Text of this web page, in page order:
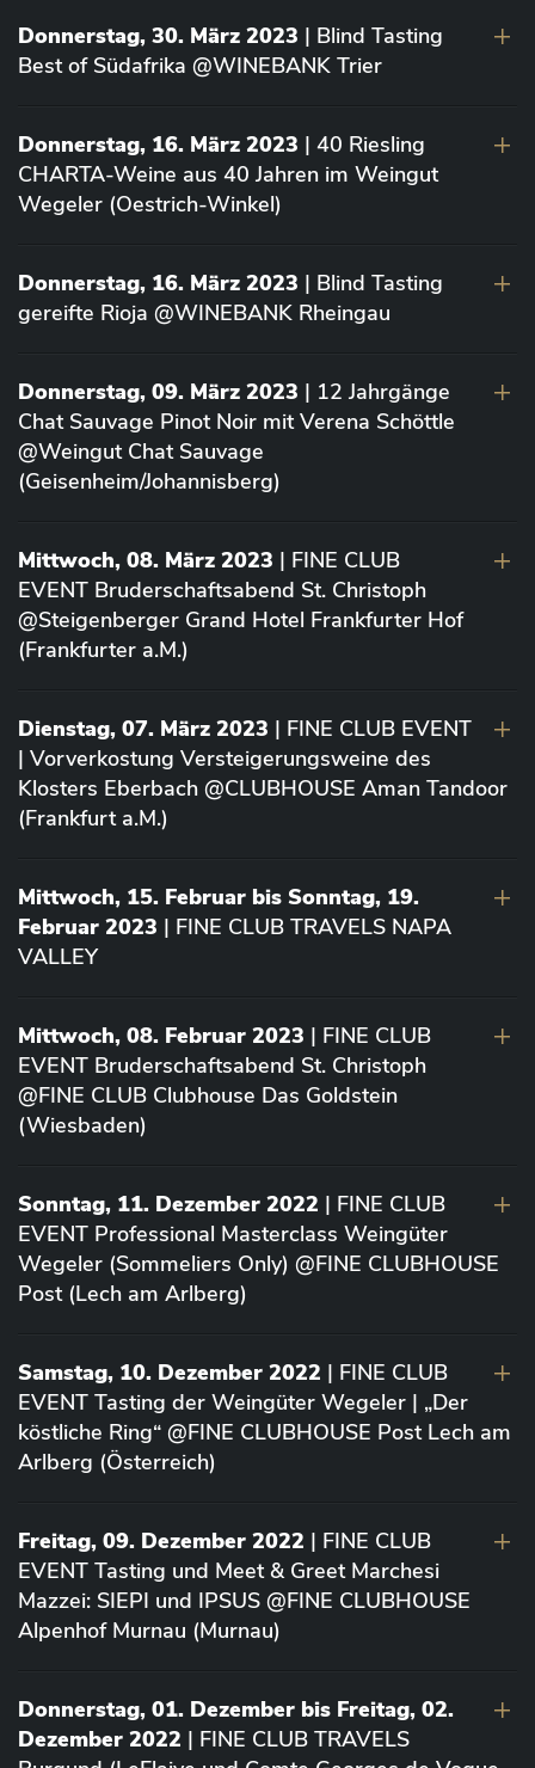
Donnerstag, 30. März 2023 | Blind Tasting
Best of Südafrika @WINEBANK Trier
Donnerstag, 16. März 2023 | 40 Riesling
CHARTA-Weine aus 40 Jahren im Weingut
Wegeler (Oestrich-Winkel)
Donnerstag, 16. März 2023 | Blind Tasting
gereifte Rioja @WINEBANK Rheingau
Donnerstag, 09. März 2023 | 12 Jahrgänge
Chat Sauvage Pinot Noir mit Verena Schöttle
@Weingut Chat Sauvage
(Geisenheim/Johannisberg)
Mittwoch, 08. März 2023 | FINE CLUB
EVENT Bruderschaftsabend St. Christoph
@Steigenberger Grand Hotel Frankfurter Hof
(Frankfurter a.M.)
Dienstag, 07. März 2023 | FINE CLUB EVENT
| Vorverkostung Versteigerungsweine des
Klosters Eberbach @CLUBHOUSE Aman Tandoor
(Frankfurt a.M.)
Mittwoch, 15. Februar bis Sonntag, 19.
Februar 2023 | FINE CLUB TRAVELS NAPA
VALLEY
Mittwoch, 08. Februar 2023 | FINE CLUB
EVENT Bruderschaftsabend St. Christoph
@FINE CLUB Clubhouse Das Goldstein
(Wiesbaden)
Sonntag, 11. Dezember 2022 | FINE CLUB
EVENT Professional Masterclass Weingüter
Wegeler (Sommeliers Only) @FINE CLUBHOUSE
Post (Lech am Arlberg)
Samstag, 10. Dezember 2022 | FINE CLUB
EVENT Tasting der Weingüter Wegeler | „Der
köstliche Ring“ @FINE CLUBHOUSE Post Lech am
Arlberg (Österreich)
Freitag, 09. Dezember 2022 | FINE CLUB
EVENT Tasting und Meet & Greet Marchesi
Mazzei: SIEPI und IPSUS @FINE CLUBHOUSE
Alpenhof Murnau (Murnau)
Donnerstag, 01. Dezember bis Freitag, 02.
Dezember 2022 | FINE CLUB TRAVELS